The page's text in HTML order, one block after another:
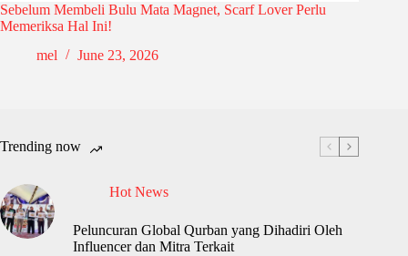
Sebelum Membeli Bulu Mata Magnet, Scarf Lover Perlu
Memeriksa Hal Ini!
mel
June 23, 2026
Trending now
Hot News
Peluncuran Global Qurban yang Dihadiri Oleh
Influencer dan Mitra Terkait